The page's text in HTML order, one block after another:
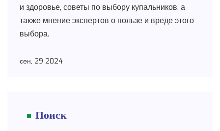
и здоровье, советы по выбору купальников, а
также мнение экспертов о пользе и вреде этого
выбора.
сен, 29 2024
Поиск